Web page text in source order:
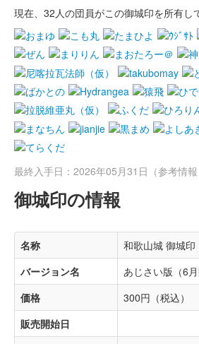
現在、32人の団員がこの御城印を所有し
最終入手日：2026年05月31日（参考情報
御城印の情報
名称
和歌山城 御城印
バージョン名
あじさい版（6月
価格
300円（税込）
販売開始日